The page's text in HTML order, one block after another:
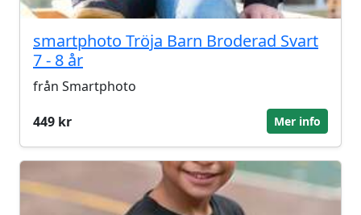
smartphoto Tröja Barn Broderad Svart
7 - 8 år
från Smartphoto
449 kr
Mer info